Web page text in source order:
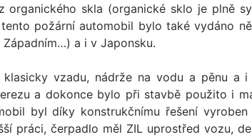
organického skla (organické sklo je plně
požární automobil bylo také vydáno
a i v Japonsku.
klasicky vzadu, nádrže na vodu a pěnu a
a dokonce bylo při stavbě použito i
byl díky konstrukčnímu řešení
práci, čerpadlo měl ZIL uprostřed vozu,